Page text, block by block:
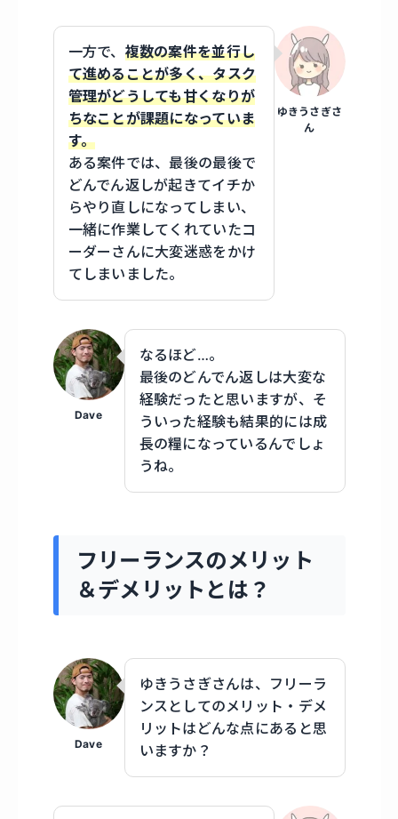
ゆきうさぎさ
ん
一方で、 複数の案件を並行し
て進めることが多く、タスク
管理がどうしても甘くなりが
ちなことが課題になっていま
す。
ある案件では、最後の最後で
どんでん返しが起きてイチか
らやり直しになってしまい、
一緒に作業してくれていたコ
ーダーさんに大変迷惑をかけ
てしまいました。
Dave
なるほど…。
最後のどんでん返しは大変な
経験だったと思いますが、そ
ういった経験も結果的には成
長の糧になっているんでしょ
うね。
フリーランスのメリット
＆デメリットとは？
Dave
ゆきうさぎさんは、フリーラ
ンスとしてのメリット・デメ
リットはどんな点にあると思
いますか？